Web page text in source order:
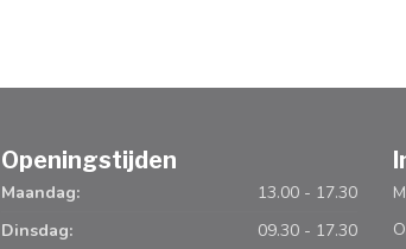
Openingstijden
Maandag:
13.00 - 17.30
Dinsdag:
09.30 - 17.30